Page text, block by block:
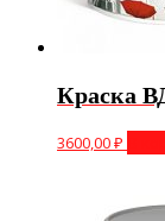
Краска
3600,00₽